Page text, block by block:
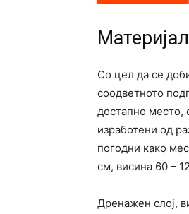
Со цел да се
соодветното
достапно место,
изработени од
погодни како
см, висина 60 –
Дренажен слој,